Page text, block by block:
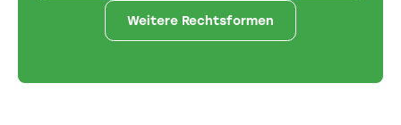
Weitere Rechtsformen